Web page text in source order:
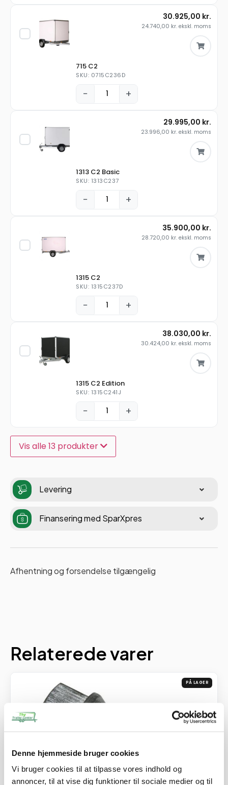
Denne hjemmeside bruger cookies
Vi bruger cookies til at tilpasse vores indhold og
annoncer, til at vise dig funktioner til sociale medier og til
715 C2
SKU: 0715C236D
− +
30.925,00 kr.
24.740,00 kr. ekskl. moms
1313 C2 Basic
SKU: 1313C237
− +
29.995,00 kr.
23.996,00 kr. ekskl. moms
1315 C2
SKU: 1315C237D
− +
35.900,00 kr.
28.720,00 kr. ekskl. moms
1315 C2 Edition
SKU: 1315C241J
− +
38.030,00 kr.
30.424,00 kr. ekskl. moms
Vis alle 13 produkter
Levering
Finansering med SparXpres
Afhentning og forsendelse tilgængelig
Relaterede varer
PÅ LAGER